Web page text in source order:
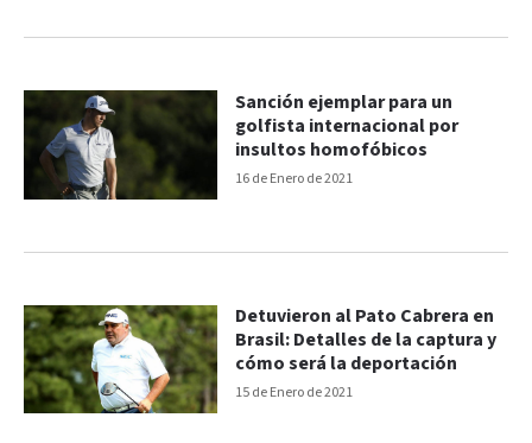
16 de Enero de 2021
Sanción ejemplar para un
golfista internacional por
insultos homofóbicos
15 de Enero de 2021
Detuvieron al Pato Cabrera en
Brasil: Detalles de la captura y
cómo será la deportación